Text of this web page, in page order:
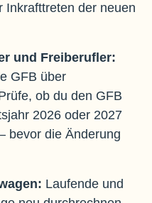
Inkrafttreten der neuen
und Freiberufler:
GFB über
ob du den GFB
2026 oder 2027
bevor die Änderung
Laufende und